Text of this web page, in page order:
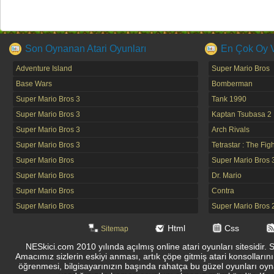
Son Oynanan Atari Oyunları
Adventure Island
Base Wars
Super Mario Bros 3
Super Mario Bros 3
Super Mario Bros 3
Super Mario Bros 3
Super Mario Bros
Super Mario Bros
Super Mario Bros
Super Mario Bros
En Çok Oy
Super Mario Bros
Bomberman
Tank 1990
Kaptan Tsubasa 2
Arch Rivals
Tetrastar : The
Super Mario Bros
Dr. Mario
Contra
Super Mario Bros
Sitemap Html
Css
NESkici.com 2010 yılında açılmış online atari oyunları
Amacımız sizlerin eskiyi anması, artık çöpe gitmiş atari
öğrenmesi, bilgisayarınızın başında rahatça bu güzel oyunları